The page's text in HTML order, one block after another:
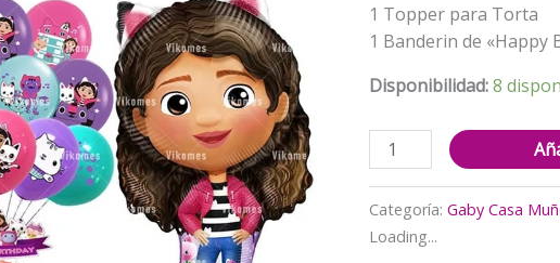
1 Topper para Torta
1 Banderin de «Happy
Disponibilidad:8
Set
Decorativo
Cumpleaños
Gaby
Categoría: Gaby Casa
Loading...